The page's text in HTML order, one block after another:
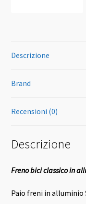
Descrizione
Brand
Recensioni (0)
Descrizione
Freno bici classico in
Paio freni in alluminio